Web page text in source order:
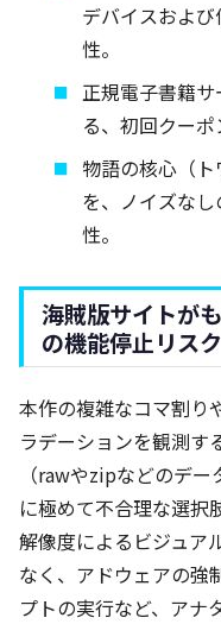
デバイスおよ
性。
正規電子書籍
る、初回クーポ
物語の核心（ト
を、ノイズな
性。
海賊版サイトが
の機能停止リスク
本作の複雑なコマ割り
ラデーションを観測す
（rawやzipなどのデ
に極めて不合理な選択
解像度によるビジュア
なく、アドウェアの強
プトの実行など、アナ